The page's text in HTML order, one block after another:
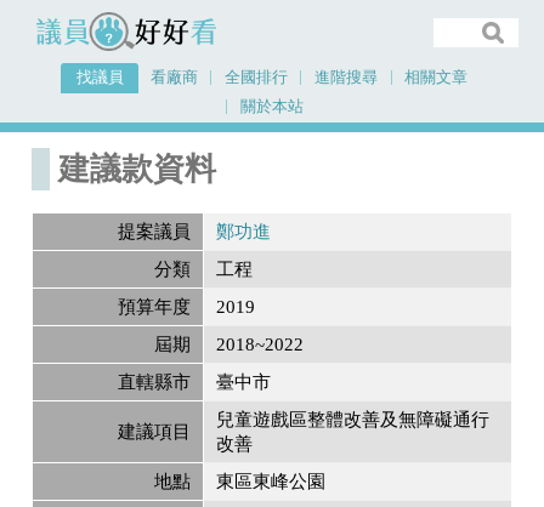
議員好好看
找議員 看廠商 全國排行 進階搜尋
相關文章
關於本站
首頁
建議款資料
提案議員
鄭功進
分類
工程
預算年度
2019
屆期
2018~2022
直轄縣市
臺中市
建議項目
兒童遊戲區整體改善及無障礙通行
改善
地點
東區東峰公園